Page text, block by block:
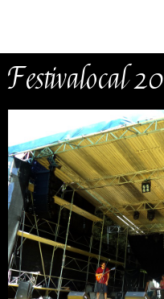
Festivalocal